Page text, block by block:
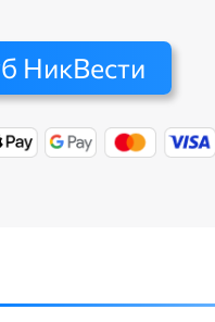
НикВести